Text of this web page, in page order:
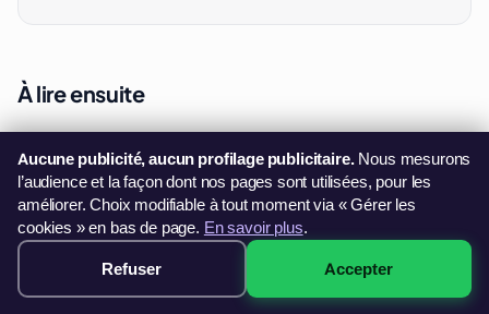
À lire ensuite
Formation WordPress
dès 499€ Réserver →
Aucune publicité, aucun profilage publicitaire.Nous mesurons
l’audience et la façon dont nos pages sont utilisées, pour les
améliorer. Choix modifiable à tout moment via « Gérer les
cookies » en bas de page. En savoir plus.
Refuser Accepter